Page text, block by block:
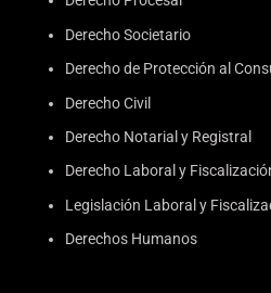
Derecho Societario
Derecho de Protección al
Derecho Civil
Derecho Notarial y Registral
Derecho Laboral y
Legislación Laboral y
Derechos Humanos